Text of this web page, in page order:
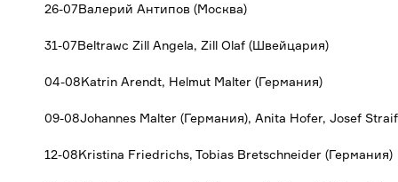
26-07Валерий Антипов (Москва)
31-07Beltrawc Zill Angela, Zill Olaf (Швейцария)
04-08Katrin Arendt, Helmut Malter (Германия)
09-08Johannes Malter (Германия), Anita Hofer, Josef
12-08Kristina Friedrichs, Tobias Bretschneider (Германия)